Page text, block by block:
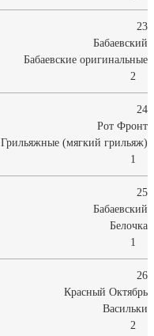
23
Бабаевский
Бабаевские оригинальные
2
24
Рот Фронт
Грильяжные (мягкий грильяж)
1
25
Бабаевский
Белочка
1
26
Красный Октябрь
Васильки
2